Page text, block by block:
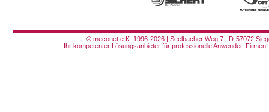
© meconet e.K. 1996-2026 | Seelbacher Weg 7 | D-57072
Ihr kompetenter Lösungsanbieter für professionelle Anwender,